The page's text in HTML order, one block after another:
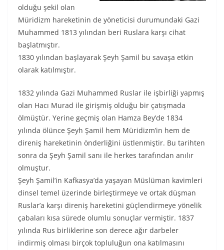
olduğu şekil olan
Müridizm hareketinin de yöneticisi durumundaki Gazi
Muhammed 1813 yılından beri Ruslara karşı cihat
başlatmıştır.
1830 yılından başlayarak Şeyh Şamil bu savaşa etkin
olarak katılmıştır.
1832 yılında Gazi Muhammed Ruslar ile işbirliği yapmış
olan Hacı Murad ile girişmiş olduğu bir çatışmada
ölmüştür. Yerine geçmiş olan Hamza Bey’de 1834
yılında ölünce Şeyh Şamil hem Müridizm’in hem de
direniş hareketinin önderliğini üstlenmiştir. Bu tarihten
sonra da Şeyh Şamil sanı ile herkes tarafından anılır
olmuştur.
Şeyh Şamil’in Kafkasya’da yaşayan Müslüman kavimleri
dinsel temel üzerinde birleştirmeye ve ortak düşman
Ruslar’a karşı direniş hareketini güçlendirmeye yönelik
çabaları kısa sürede olumlu sonuçlar vermiştir. 1837
yılında Rus birliklerine son derece ağır darbeler
indirmiş olması birçok topluluğun ona katılmasını